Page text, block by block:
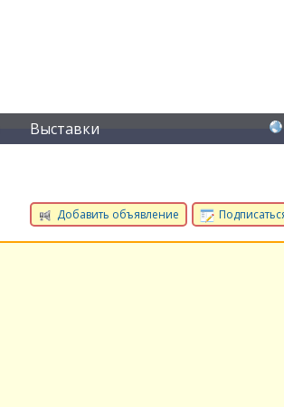
Выставки
Добавить объявление